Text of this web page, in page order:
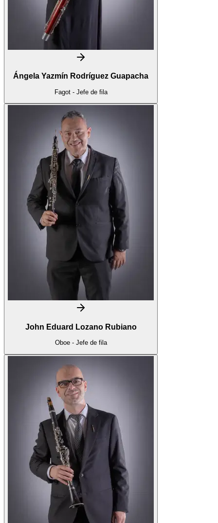
Ángela Yazmín Rodríguez Guapacha
Fagot - Jefe de fila
John Eduard Lozano Rubiano
Oboe - Jefe de fila